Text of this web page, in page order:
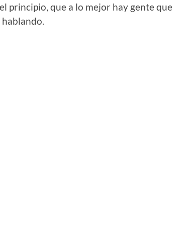
principio, que a lo mejor hay gente que
hablando.